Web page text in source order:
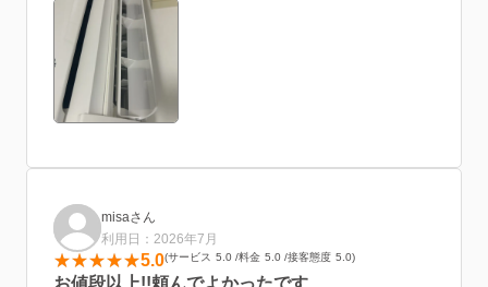
エアコンを掃除しているのでエアコンが効いて無い暑い中ありが
とうございました。
また次がらあったらたすかるハウスクリアを選ぶと思います。
misaさん
利用日：2026年7月
5.0 サービス 5.0 料金 5.0 接客態度 5.0
お値段以上!!頼んでよかったです